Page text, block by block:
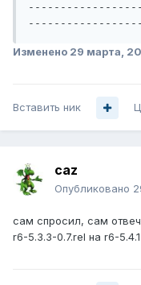
Изменено 29 марта,
Вставить ник
caz
Опубликовано
сам спросил, сам
r6-5.3.3-0.7.rel на r6-